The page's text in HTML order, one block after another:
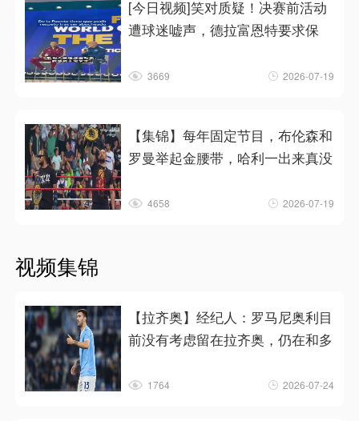
[今日视频]笑对质疑！决赛前活动
遭球迷嘘声，德拉富恩特要求保
3669 2026-07-19
【集锦】每年固定节目，布伦森和
罗曼举起金腰带，哈利一出来真没
4658 2026-07-19
视频集锦
【拉齐奥】经纪人：罗马尼奥利目
前没有考虑留在拉齐奥，仍在和多
1764 2026-07-24